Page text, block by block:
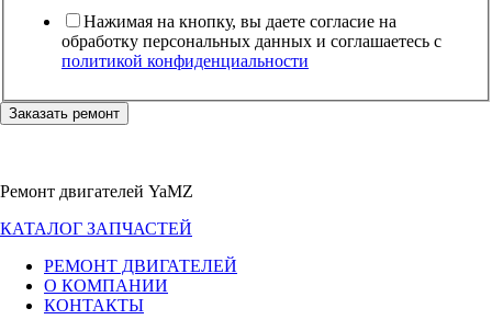
Нажимая на кнопку, вы даете согласие на
обработку персональных данных и соглашаетесь c
политикой конфиденциальности
Заказать ремонт
Ремонт двигателей YaMZ
КАТАЛОГ ЗАПЧАСТЕЙ
РЕМОНТ ДВИГАТЕЛЕЙ
О КОМПАНИИ
КОНТАКТЫ